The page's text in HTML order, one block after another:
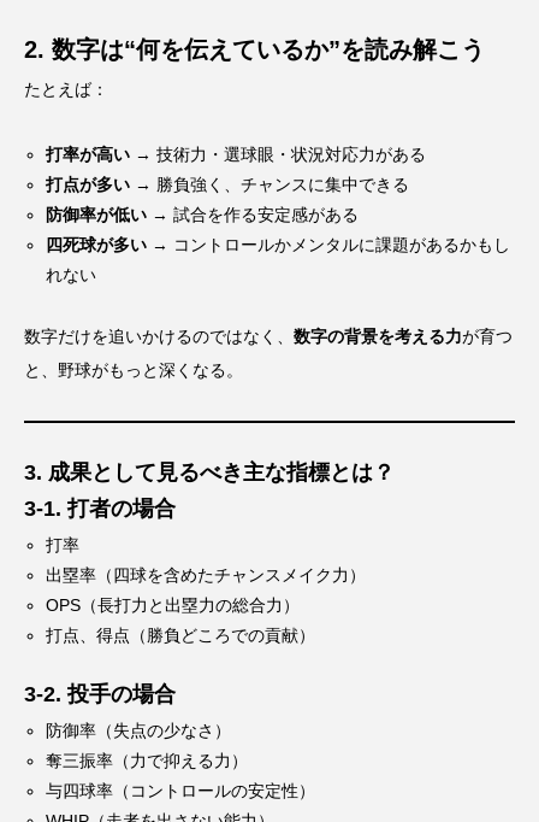
2. 数字は“何を伝えているか”を読み解こう
たとえば：
打率が高い → 技術力・選球眼・状況対応力がある
打点が多い → 勝負強く、チャンスに集中できる
防御率が低い → 試合を作る安定感がある
四死球が多い → コントロールかメンタルに課題があるかもし
れない
数字だけを追いかけるのではなく、 数字の背景を考える力が育つ
と、野球がもっと深くなる。
3. 成果として見るべき主な指標とは？
3-1. 打者の場合
打率
出塁率（四球を含めたチャンスメイク力）
OPS（長打力と出塁力の総合力）
打点、得点（勝負どころでの貢献）
3-2. 投手の場合
防御率（失点の少なさ）
奪三振率（力で抑える力）
与四球率（コントロールの安定性）